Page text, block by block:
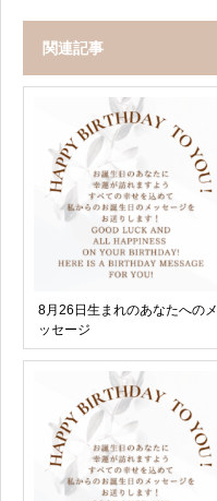
関連記事
8月26日生まれのあなたへのメ
ッセージ